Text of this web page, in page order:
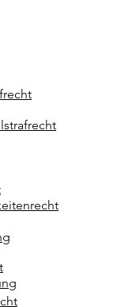
Verhaftung? -
Verhaftung durch